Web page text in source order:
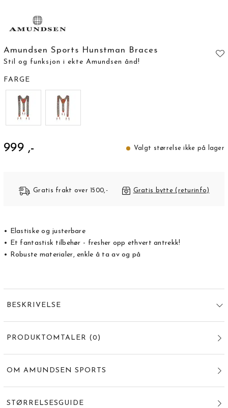
Amundsen Sports Hunstman Braces
Stil og funksjon i ekte Amundsen ånd!
FARGE
999 ,- Valgt størrelse ikke på lager
Gratis frakt over 1500,- Gratis bytte (returinfo)
• Elastiske og justerbare
• Et fantastisk tilbehør - fresher opp ethvert antrekk!
• Robuste materialer, enkle å ta av og på
BESKRIVELSE
PRODUKTOMTALER (0 )
OM AMUNDSEN SPORTS
STØRRELSESGUIDE